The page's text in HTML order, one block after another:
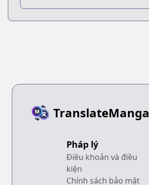
TranslateManga
Pháp lý
Điều khoản và điều
kiện
Chính sách bảo mật